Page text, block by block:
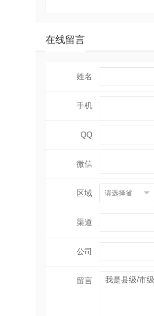
在线留言
姓名
手机
QQ
微信
区域
渠道
公司
留言